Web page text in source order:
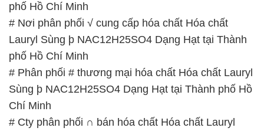
phố Hồ Chí Minh
# Nơi phân phối √ cung cấp hóa chất Hóa chất
Lauryl Sùng þ NAC12H25SO4 Dạng Hạt tại Thành
phố Hồ Chí Minh
# Phân phối # thương mại hóa chất Hóa chất Lauryl
Sùng þ NAC12H25SO4 Dạng Hạt tại Thành phố Hồ
Chí Minh
# Cty phân phối ∩ bán hóa chất Hóa chất Lauryl